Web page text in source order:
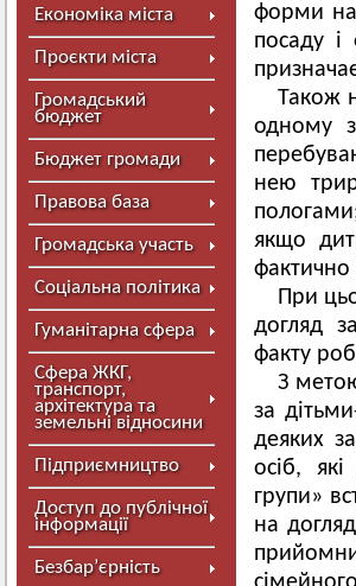
Економіка міста
Проєкти міста
Громадський
бюджет
Бюджет громади
Правова база
Громадська участь
Соціальна політика
Гуманітарна сфера
Сфера ЖКГ,
транспорт,
архітектура та
земельні відносини
Підприємництво
Доступ до публічної
інформації
Безбар’єрність
форми
посаду і
Також
одному з
нею
якщо
фактично
При
догляд
факту
З
за
деяких
осіб,
групи»
на